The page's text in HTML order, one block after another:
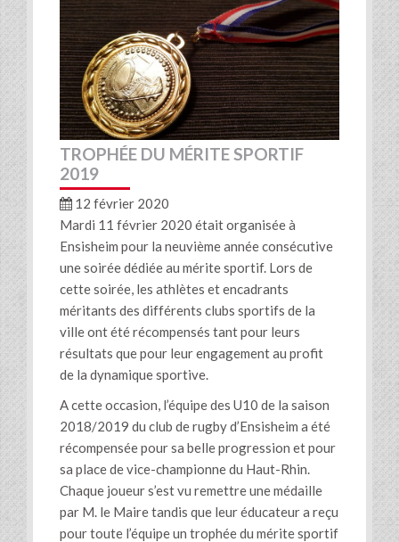
TROPHÉE DU MÉRITE SPORTIF
2019
12 février 2020
Mardi 11 février 2020 était organisée à
Ensisheim pour la neuvième année consécutive
une soirée dédiée au mérite sportif. Lors de
cette soirée, les athlètes et encadrants
méritants des différents clubs sportifs de la
ville ont été récompensés tant pour leurs
résultats que pour leur engagement au profit
de la dynamique sportive.
A cette occasion, l’équipe des U10 de la saison
2018/2019 du club de rugby d’Ensisheim a été
récompensée pour sa belle progression et pour
sa place de vice-championne du Haut-Rhin.
Chaque joueur s’est vu remettre une médaille
par M. le Maire tandis que leur éducateur a reçu
pour toute l’équipe un trophée du mérite sportif